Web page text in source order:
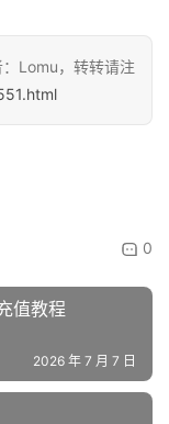
Lomu，转转请注
0
值教程
2026 年 7 月 7 日